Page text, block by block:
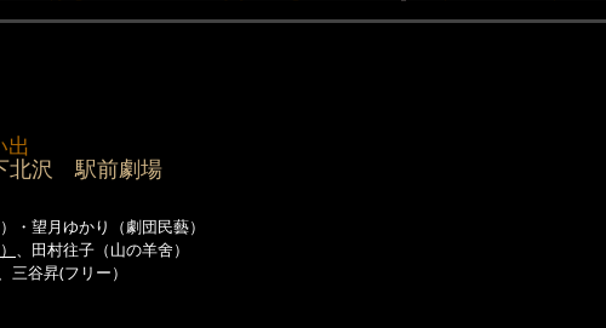
出
北沢 駅前劇場
望月ゆかり（劇団民藝）
、田村往子（山の羊舍）
昇(フリー）